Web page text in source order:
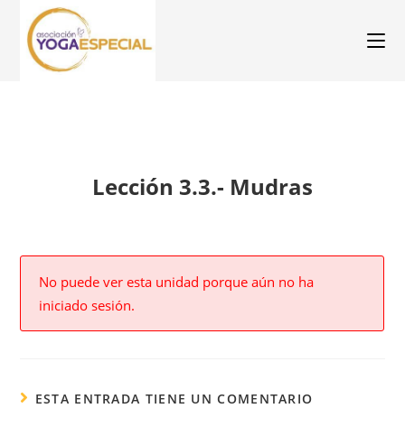
Lección 3.3.- Mudras
No puede ver esta unidad porque aún no ha
iniciado sesión.
ESTA ENTRADA TIENE UN COMENTARIO